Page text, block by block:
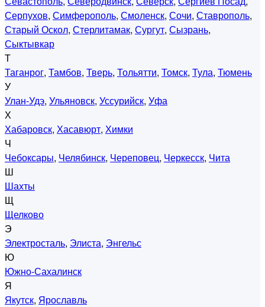
Серпухов, Симферополь, Смоленск, Сочи, Ставрополь,
Старый Оскол, Стерлитамак, Сургут, Сызрань,
Сыктывкар
Т
Таганрог, Тамбов, Тверь, Тольятти, Томск, Тула, Тюмень
У
Улан-Удэ, Ульяновск, Уссурийск, Уфа
Х
Хабаровск, Хасавюрт, Химки
Ч
Чебоксары, Челябинск, Череповец, Черкесск, Чита
Ш
Шахты
Щ
Щелково
Э
Электросталь, Элиста, Энгельс
Ю
Южно-Сахалинск
Я
Якутск, Ярославль